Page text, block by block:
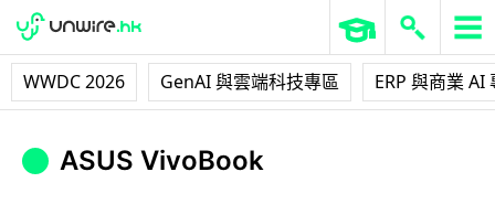
WWDC 2026 GenAI 與雲端科技專區 ERP 與商業 AI
ASUS VivoBook